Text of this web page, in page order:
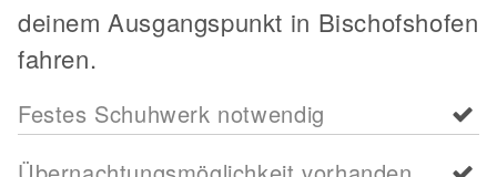
deinem Ausgangspunkt in Bischofshofen
fahren.
Festes Schuhwerk notwendig